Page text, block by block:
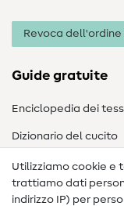
Revoca dell'ordine
Guide gratuite
Enciclopedia dei
Dizionario del cucito
Nähanleitungen
Assistenza e
Utilizziamo cookie e
trattiamo dati
indirizzo IP) per